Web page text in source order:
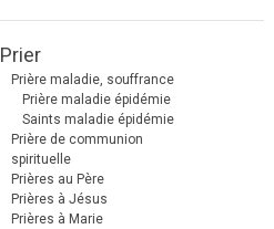
Prier
Prière maladie, souffrance
Prière maladie épidémie
Saints maladie épidémie
Prière de communion
spirituelle
Prières au Père
Prières à Jésus
Prières à Marie